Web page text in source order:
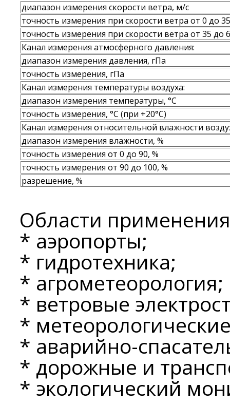
диапазон измерения скорости ветра, м/с
точность измерения при скорости ветра от 0 до
точность измерения при скорости ветра от 35 до
Канал измерения атмосферного давления:
диапазон измерения давления, гПа
точность измерения, гПа
Канал измерения температуры воздуха:
диапазон измерения температуры, °С
точность измерения, °С (при +20°С)
Канал измерения относительной влажности
диапазон измерения влажности, %
точность измерения от 0 до 90, %
точность измерения от 90 до 100, %
разрешение, %
Области
* аэропорты;
* гидротехника;
* агрометеорология;
* ветровые
*
* аварийно-
* дорожные и
* экологический